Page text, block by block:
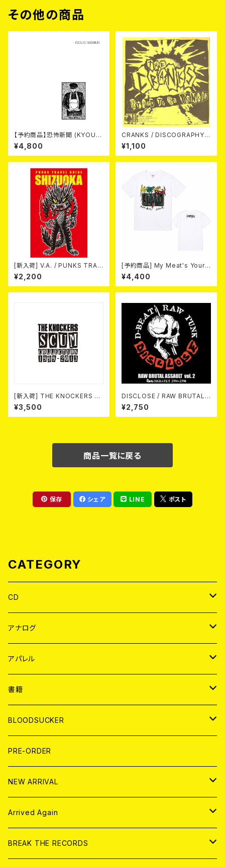
その他の商品
【予約商品】恐怖新聞 (KYOUF
U SHINBUN) / 死 (LP)【8月15
日発売】
¥4,800
CRANKS / DISCOGRAPHY
CD+DVD
¥1,100
[新入荷] V.A. / PUNKS TRAV
EL GUIDE SHIZUOKA (CD)
¥2,200
[予約商品] My Meat's Your
Poison -あんたにゃ毒でもオイ
ラにゃ薬- (White) 熊本地震 復
興支援T-shirt 2026年8月末
¥4,400
[新入荷] THE KNOCKERS 『S
CUM COLLECTION 1999
～2013』(2xCD)
¥3,500
DISCLOSE / RAW BRUTAL
ASSAULT Vol.2 : DISCOGR
APHY 1994-1998 (2CD)
¥2,750
商品一覧に戻る
保存 シェア LINE ポスト
CATEGORY
CD
JAPAN
WORLD
アナログ
JAPAN
７EP
LP
WORLD
7EP
LP
アパレル
JAPAN
T-shirt
HOOD
WORLD
T-shirt
HOOD
書籍
MAGAZINE
BOLLOCKS
EL ZINE
写真集 (PHOTOBOOK)
BLOODSUCKER
CD
アナログ
アパレル
書籍
PRE-ORDER
NEW ARRIVAL
CD
アナログ
Arrived Again
CD
BREAK THE RECORDS